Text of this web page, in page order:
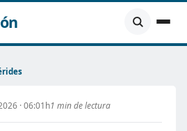
· 06:01h1 min de lectura